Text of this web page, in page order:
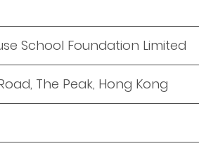
School Foundation Limited
The Peak, Hong Kong